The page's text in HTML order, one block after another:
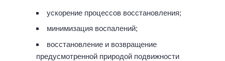
ускорение процессов восстановления;
минимизация воспалений;
восстановление и возвращение
предусмотренной природой подвижности